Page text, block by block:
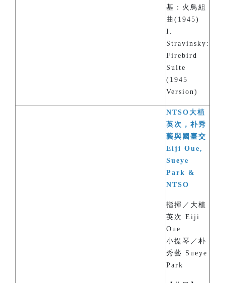
基：火鳥組
曲(1945)
I.
Stravinsky:
Firebird
Suite
(1945
Version)
NTSO大植
英次，朴秀
藝與國臺交
Eiji Oue,
Sueye
Park &
NTSO
指揮／大植
英次 Eiji
Oue
小提琴／朴
秀藝 Sueye
Park